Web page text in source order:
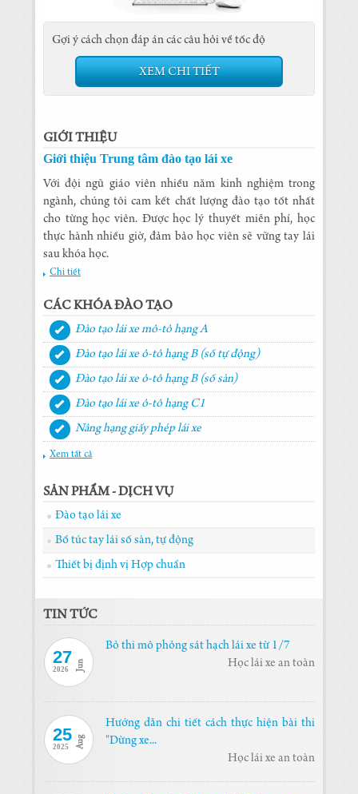
Gợi ý cách chọn đáp án các câu hỏi về tốc độ
XEM CHI TIẾT
GIỚI THIỆU
Giới thiệu Trung tâm đào tạo lái xe
Với đội ngũ giáo viên nhiều năm kinh nghiệm trong
ngành, chúng tôi cam kết chất lượng đào tạo tốt nhất
cho từng học viên. Được học lý thuyết miễn phí, học
thực hành nhiều giờ, đảm bảo học viên sẽ vững tay lái
sau khóa học.
Chi tiết
CÁC KHÓA ĐÀO TẠO
Đào tạo lái xe mô-tô hạng A
Đào tạo lái xe ô-tô hạng B (số tự động)
Đào tạo lái xe ô-tô hạng B (số sàn)
Đào tạo lái xe ô-tô hạng C1
Nâng hạng giấy phép lái xe
Xem tất cả
SẢN PHẨM - DỊCH VỤ
Đào tạo lái xe
Bổ túc tay lái số sàn, tự động
Thiết bị định vị Hợp chuẩn
TIN TỨC
27
2026 Jun
Bỏ thi mô phỏng sát hạch lái xe từ 1/7
Học lái xe an toàn
25
2025 Aug
Hướng dẫn chi tiết cách thực hiện bài thi
"Dừng xe...
Học lái xe an toàn